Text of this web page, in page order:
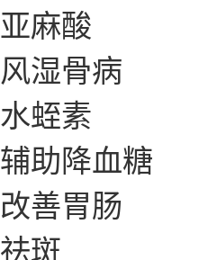
亚麻酸
风湿骨病
水蛭素
辅助降血糖
改善胃肠
祛斑